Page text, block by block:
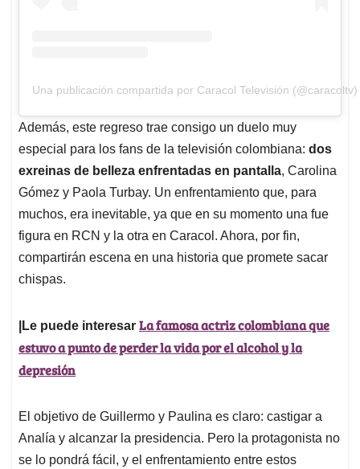
Una publicación compartida por Caracol Televisión (@caracoltv)
Además, este regreso trae consigo un duelo muy
especial para los fans de la televisión colombiana: dos
exreinas de belleza enfrentadas en pantalla, Carolina
Gómez y Paola Turbay. Un enfrentamiento que, para
muchos, era inevitable, ya que en su momento una fue
figura en RCN y la otra en Caracol. Ahora, por fin,
compartirán escena en una historia que promete sacar
chispas.
|Le puede interesar La famosa actriz colombiana que
estuvo a punto de perder la vida por el alcohol y la
depresión
El objetivo de Guillermo y Paulina es claro: castigar a
Analía y alcanzar la presidencia. Pero la protagonista no
se lo pondrá fácil, y el enfrentamiento entre estos